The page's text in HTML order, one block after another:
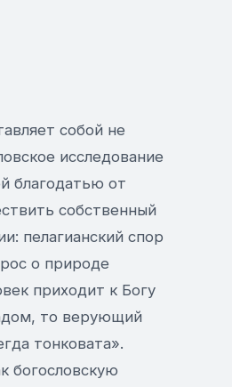
собой не
исследование
благодатью от
собственный
пелагианский спор
о природе
приходит к Богу
то верующий
тонковата».
богословскую